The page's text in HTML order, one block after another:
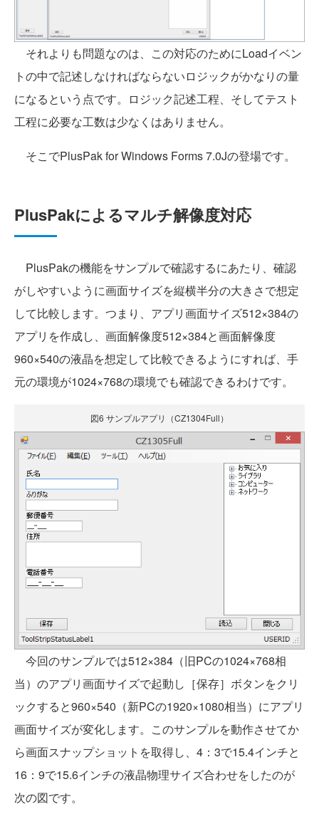
それよりも問題なのは、この対応のためにLoadイベン
トの中で記述しなければならないロジックがかなりの量
になるという点です。ロジック記述工程、そしてテスト
工程に必要な工数は少なくはありません。
そこでPlusPak for Windows Forms 7.0Jの登場です。
PlusPakによるマルチ解像度対応
PlusPakの機能をサンプルで確認するにあたり、確認
がしやすいように画面サイズを縦横半分の大きさで想定
して比較します。つまり、アプリ画面サイズ512×384の
アプリを作成し、画面解像度512×384と画面解像度
960×540の液晶を想定して比較できるようにすれば、手
元の環境が1024×768の環境でも確認できるわけです。
図6 サンプルアプリ（CZ1304Full）
今回のサンプルでは512×384（旧PCの1024×768相
当）のアプリ画面サイズで起動し［保存］ボタンをクリ
ックすると960×540（新PCの1920×1080相当）にアプリ
画面サイズが変化します。このサンプルを動作させてか
ら画面スナップショットを取得し、4：3で15.4インチと
16：9で15.6インチの液晶物理サイズ合わせをしたのが
次の図です。